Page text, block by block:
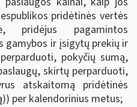
pridėtinės vertės
pridėjus pagamintos
gamybos ir įsigytų prekių ir
pokyčių sumą,
skirtų perparduoti,
atskaitomą pridėtinės
per kalendorinius metus;